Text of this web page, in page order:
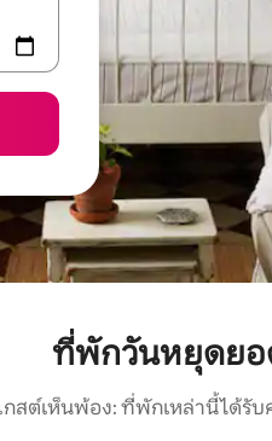
ที่พักวันหยุดยอ
กสต์เห็นพ้อง: ที่พักเหล่านี้ได้รั